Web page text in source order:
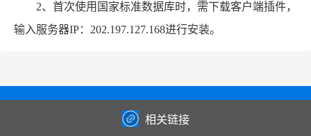
2、首次使用国家标准数据库时，需下载客户端插件，
输入服务器IP：202.197.127.168进行安装。
相关链接